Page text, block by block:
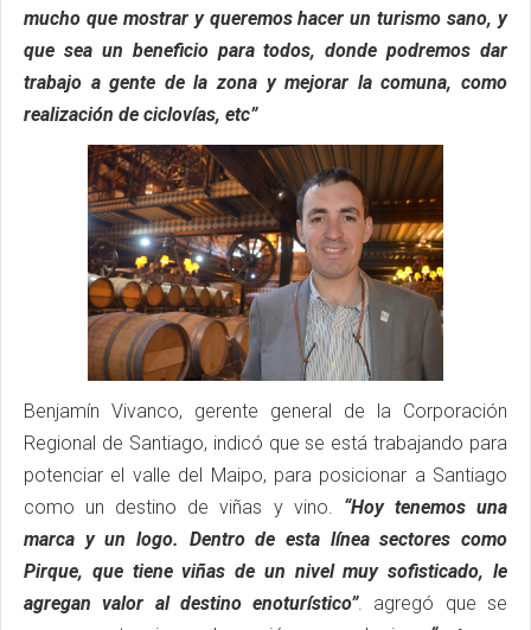
mucho que mostrar y queremos hacer un turismo sano, y
que sea un beneficio para todos, donde podremos dar
trabajo a gente de la zona y mejorar la comuna, como
realización de ciclovías, etc”
Benjamín Vivanco, gerente general de la Corporación
Regional de Santiago, indicó que se está trabajando para
potenciar el valle del Maipo, para posicionar a Santiago
como un destino de viñas y vino. “Hoy tenemos una
marca y un logo. Dentro de esta línea sectores como
Pirque, que tiene viñas de un nivel muy sofisticado, le
agregan valor al destino enoturístico”. agregó que se